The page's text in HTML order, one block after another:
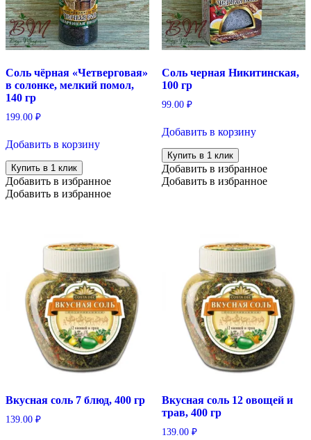
Соль чёрная «Четверговая»
в солонке, мелкий помол,
140 гр
199.00 ₽
Добавить в корзину
Купить в 1 клик
Добавить в избранное
Добавить в избранное
Соль черная Никитинская,
100 гр
99.00 ₽
Добавить в корзину
Купить в 1 клик
Добавить в избранное
Добавить в избранное
Вкусная соль 7 блюд, 400 гр
139.00 ₽
Вкусная соль 12 овощей и
трав, 400 гр
139.00 ₽